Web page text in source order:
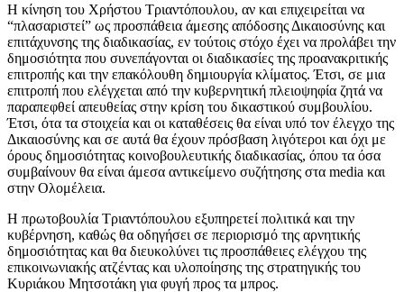
Η κίνηση του Χρήστου Τριαντόπουλου, αν και επιχειρείται να
“πλασαριστεί” ως προσπάθεια άμεσης απόδοσης Δικαιοσύνης και
επιτάχυνσης της διαδικασίας, εν τούτοις στόχο έχει να προλάβει την
δημοσιότητα που συνεπάγονται οι διαδικασίες της προανακριτικής
επιτροπής και την επακόλουθη δημιουργία κλίματος. Έτσι, σε μια
επιτροπή που ελέγχεται από την κυβερνητική πλειοψηφία ζητά να
παραπεφθεί απευθείας στην κρίση του δικαστικού συμβουλίου.
Έτσι, ότα τα στοιχεία και οι καταθέσεις θα είναι υπό τον έλεγχο της
Δικαιοσύνης και σε αυτά θα έχουν πρόσβαση λιγότεροι και όχι με
όρους δημοσιότητας κοινοβουλευτικής διαδικασίας, όπου τα όσα
συμβαίνουν θα είναι άμεσα αντικείμενο συζήτησης στα media και
στην Ολομέλεια.
Η πρωτοβουλία Τριαντόπουλου εξυπηρετεί πολιτικά και την
κυβέρνηση, καθώς θα οδηγήσει σε περιορισμό της αρνητικής
δημοσιότητας και θα διευκολύνει τις προσπάθειες ελέγχου της
επικοινωνιακής ατζέντας και υλοποίησης της στρατηγικής του
Κυριάκου Μητσοτάκη για φυγή προς τα μπρος.